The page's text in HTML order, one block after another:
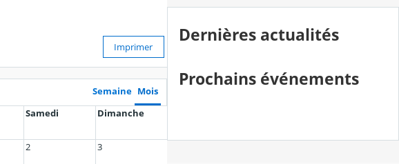
Imprimer
Semaine Mois
Samedi Dimanche
2 3
Dernières actualités
Prochains événements